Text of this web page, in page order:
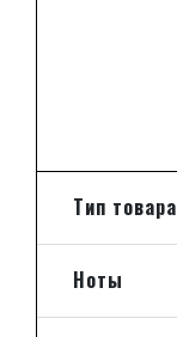
Тип товара
Ноты